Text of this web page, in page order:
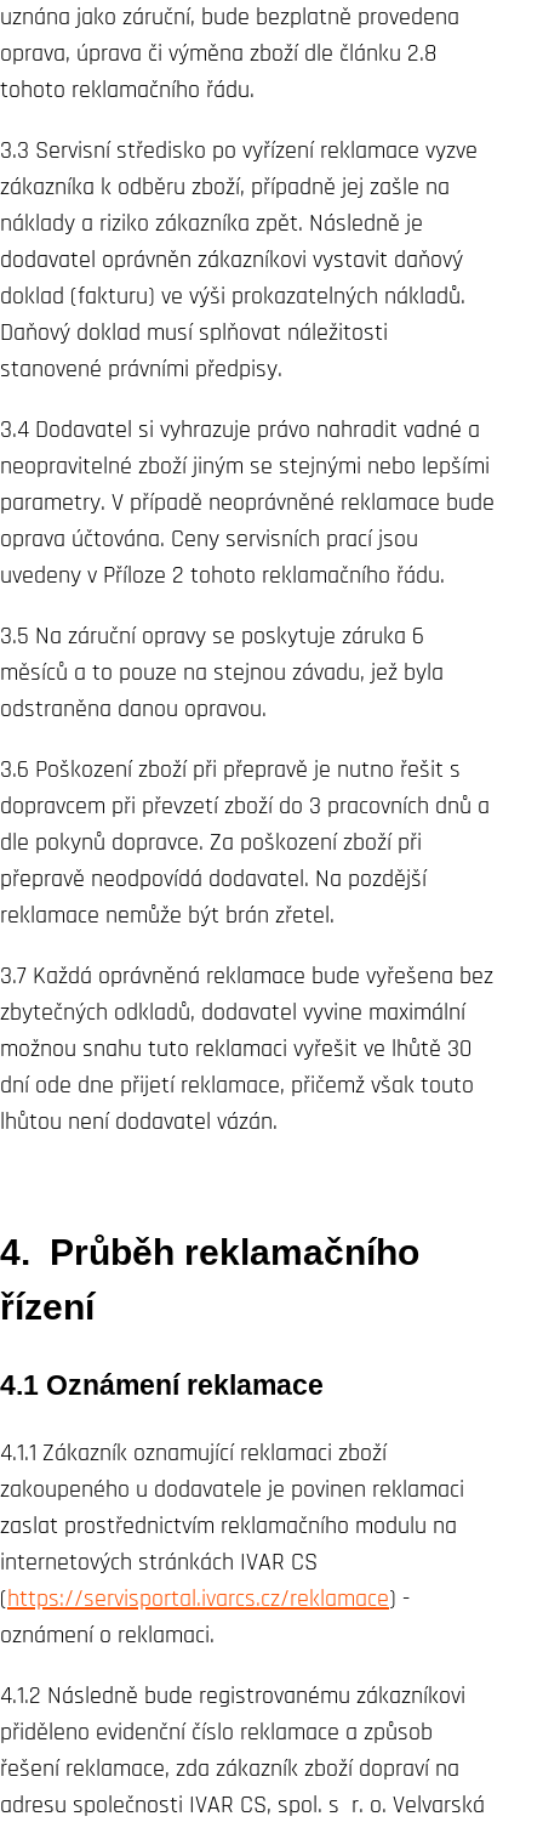
uznána jako záruční, bude bezplatně provedena
oprava, úprava či výměna zboží dle článku 2.8
tohoto reklamačního řádu.
3.3 Servisní středisko po vyřízení reklamace vyzve
zákazníka k odběru zboží, případně jej zašle na
náklady a riziko zákazníka zpět. Následně je
dodavatel oprávněn zákazníkovi vystavit daňový
doklad (fakturu) ve výši prokazatelných nákladů.
Daňový doklad musí splňovat náležitosti
stanovené právními předpisy.
3.4 Dodavatel si vyhrazuje právo nahradit vadné a
neopravitelné zboží jiným se stejnými nebo lepšími
parametry. V případě neoprávněné reklamace bude
oprava účtována. Ceny servisních prací jsou
uvedeny v Příloze 2 tohoto reklamačního řádu.
3.5 Na záruční opravy se poskytuje záruka 6
měsíců a to pouze na stejnou závadu, jež byla
odstraněna danou opravou.
3.6 Poškození zboží při přepravě je nutno řešit s
dopravcem při převzetí zboží do 3 pracovních dnů a
dle pokynů dopravce. Za poškození zboží při
přepravě neodpovídá dodavatel. Na pozdější
reklamace nemůže být brán zřetel.
3.7 Každá oprávněná reklamace bude vyřešena bez
zbytečných odkladů, dodavatel vyvine maximální
možnou snahu tuto reklamaci vyřešit ve lhůtě 30
dní ode dne přijetí reklamace, přičemž však touto
lhůtou není dodavatel vázán.
4. Průběh reklamačního
řízení
4.1 Oznámení reklamace
4.1.1 Zákazník oznamující reklamaci zboží
zakoupeného u dodavatele je povinen reklamaci
zaslat prostřednictvím reklamačního modulu na
internetových stránkách IVAR CS
(https://servisportal.ivarcs.cz/reklamace) -
oznámení o reklamaci.
4.1.2 Následně bude registrovanému zákazníkovi
přiděleno evidenční číslo reklamace a způsob
řešení reklamace, zda zákazník zboží dopraví na
adresu společnosti IVAR CS, spol. s r. o. Velvarská